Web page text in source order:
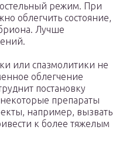
режим. При
облегчить состояние,
Лучше
или спазмолитики не
облегчение
постановку
препараты
например, вызвать
к более тяжелым